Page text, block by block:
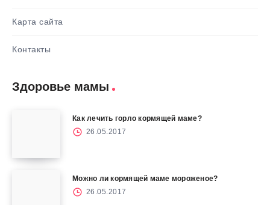
Карта сайта
Контакты
Здоровье мамы
Как лечить горло кормящей маме?
26.05.2017
Можно ли кормящей маме мороженое?
26.05.2017